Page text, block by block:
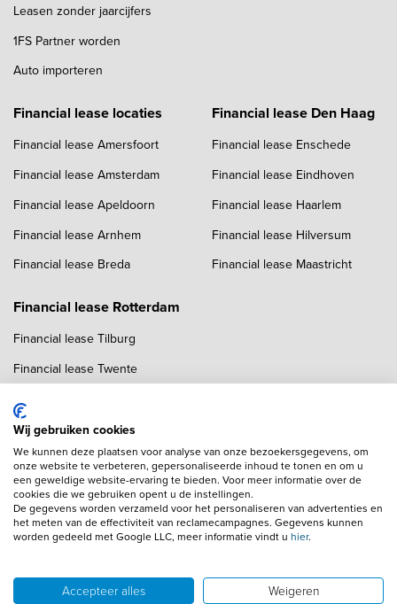
Leasen zonder jaarcijfers
1FS Partner worden
Auto importeren
Financial lease locaties
Financial lease Amersfoort
Financial lease Amsterdam
Financial lease Apeldoorn
Financial lease Arnhem
Financial lease Breda
Financial lease Den Haag
Financial lease Enschede
Financial lease Eindhoven
Financial lease Haarlem
Financial lease Hilversum
Financial lease Maastricht
Financial lease Rotterdam
Financial lease Tilburg
Financial lease Twente
Financial lease Utrecht
Financial lease Zwolle
Copyright navigation
Adverteren
Autobedrijven
Wij gebruiken cookies
We kunnen deze plaatsen voor analyse van onze bezoekersgegevens, om
onze website te verbeteren, gepersonaliseerde inhoud te tonen en om u
een geweldige website-ervaring te bieden. Voor meer informatie over de
cookies die we gebruiken opent u de instellingen.
De gegevens worden verzameld voor het personaliseren van advertenties en
het meten van de effectiviteit van reclamecampagnes. Gegevens kunnen
worden gedeeld met Google LLC, meer informatie vindt u hier.
Accepteer alles Weigeren